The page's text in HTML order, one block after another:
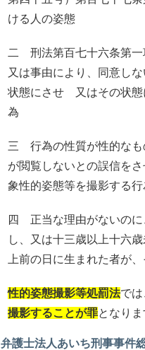
ける人の姿態
二 刑法第百七十六条第一
又は事由により、同意し
状態にさせ 又はその状態
為
三 行為の性質が性的なも
が閲覧しないとの誤信を
象性的姿態等を撮影する行
四 正当な理由がないのに
し、又は十三歳以上十六
上前の日に生まれた者が
性的姿態撮影等処罰法では
撮影することが罪となりま
弁護士法人あいち刑事事件